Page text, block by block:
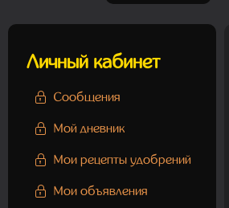
Личный кабинет
Сообщения
Мой дневник
Мои рецепты удобрений
Мои объявления